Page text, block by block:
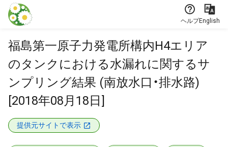
本文に飛ぶ
ヘルプEnglish
福島第一原子力発電所構内H4エリア
のタンクにおける水漏れに関するサ
ンプリング結果 (南放水口・排水路)
[2018年08月18日]
提供元サイトで表示